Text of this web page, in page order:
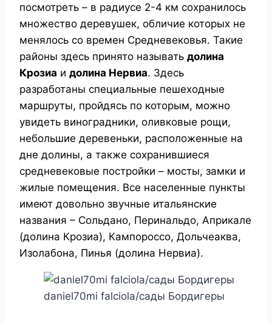
посмотреть – в радиусе 2-4 км сохранилось
множество деревушек, обличие которых не
менялось со времен Средневековья. Такие
районы здесь принято называть долина
Крозиа и долина Нервиа. Здесь
разработаны специальные пешеходные
маршруты, пройдясь по которым, можно
увидеть виноградники, оливковые рощи,
небольшие деревеньки, расположенные на
дне долины, а также сохранившиеся
средневековые постройки – мосты, замки и
жилые помещения. Все населенные пункты
имеют довольно звучные итальянские
названия – Сольдано, Перинальдо, Априкале
(долина Крозиа), Кампороссо, Дольчеаква,
Изолабона, Пинья (долина Нервиа).
daniel70mi falciola/сады Бордигеры